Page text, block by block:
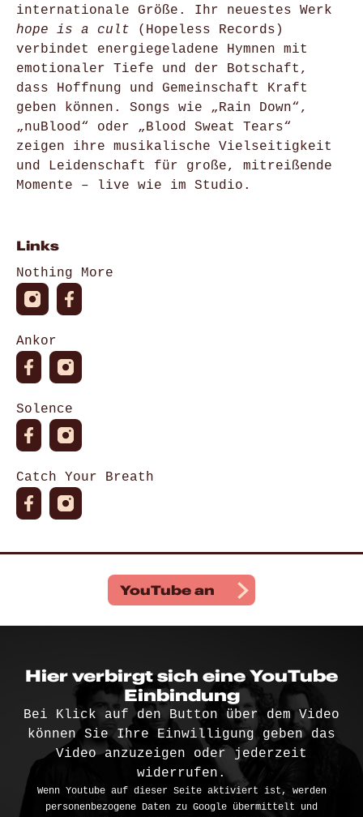
internationale Größe. Ihr neuestes Werk
hope is a cult (Hopeless Records)
verbindet energiegeladene Hymnen mit
emotionaler Tiefe und der Botschaft,
dass Hoffnung und Gemeinschaft Kraft
geben können. Songs wie „Rain Down“,
„nuBlood“ oder „Blood Sweat Tears“
zeigen ihre musikalische Vielseitigkeit
und Leidenschaft für große, mitreißende
Momente – live wie im Studio.
Links
Nothing More
Ankor
Solence
Catch Your Breath
YouTube an
Hier verbirgt sich eine YouTube
Einbindung
Bei Klick auf den Button über dem Video
können Sie Ihre Einwilligung geben das
Video anzuzeigen oder jederzeit
widerrufen.
Wenn Youtube auf dieser Seite aktiviert ist, werden
personenbezogene Daten zu Google übermittelt und